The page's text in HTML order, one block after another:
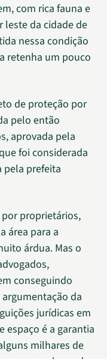
com rica fauna e
da cidade de
nessa condição
retenha um pouco
de proteção por
pelo então
aprovada pela
foi considerada
pela prefeita
por proprietários,
área para a
árdua. Mas o
conseguindo
da
jurídicas em
espaço é a garantia
milhares de